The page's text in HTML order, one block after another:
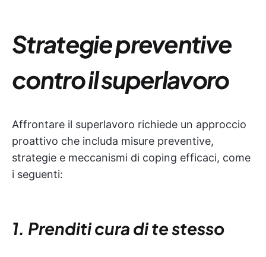
Strategie preventive
contro il superlavoro
Affrontare il superlavoro richiede un approccio
proattivo che includa misure preventive,
strategie e meccanismi di coping efficaci, come
i seguenti:
1. Prenditi cura di te stesso